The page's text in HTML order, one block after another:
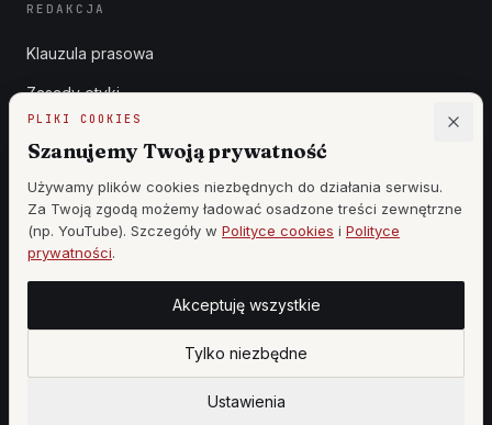
PLIKI COOKIES
Szanujemy Twoją prywatność
Używamy plików cookies niezbędnych do działania serwisu.
Za Twoją zgodą możemy ładować osadzone treści zewnętrzne
(np. YouTube). Szczegóły w Polityce cookies i Polityce
prywatności.
Akceptuję wszystkie
Tylko niezbędne
Ustawienia
REDAKCJA
Klauzula prasowa
Zasady etyki
Cennik
StronyzAI.pl
Ustawienia cookiesPANEL REDAKCJI